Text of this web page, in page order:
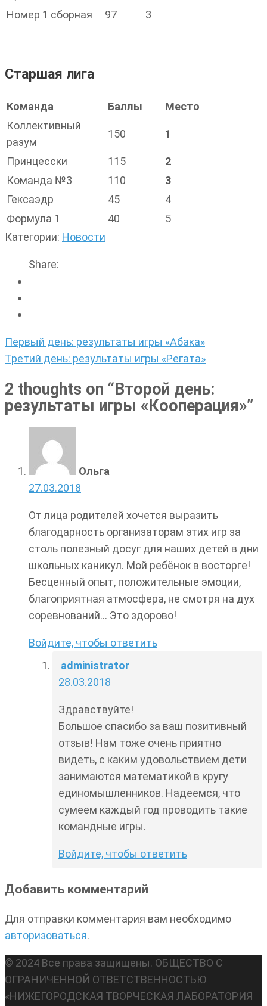
Номер 1 сборная
97 3
Старшая лига
Команда Баллы
Место
Коллективный
разум
150 1
Принцесски 115
2
Команда №3
110
3
Гексаэдр
45
4
Формула 1
40
5
Категории: Новости
Share:
Навигация
по
Первый день: результаты игры «Абака»
Третий день: результаты игры «Регата»
2 thoughts on “Второй день:
результаты игры «Кооперация»”
Ольга
27.03.2018
От лица родителей хочется выразить
благодарность организаторам этих игр за
столь полезный досуг для наших детей в дни
школьных каникул. Мой ребёнок в восторге!
Бесценный опыт, положительные эмоции,
благоприятная атмосфера, не смотря на дух
соревнований… Это здорово!
Войдите, чтобы ответить
administrator
28.03.2018
Здравствуйте!
Большое спасибо за ваш позитивный
отзыв! Нам тоже очень приятно
видеть, с каким удовольствием дети
занимаются математикой в кругу
единомышленников. Надеемся, что
сумеем каждый год проводить такие
командные игры.
Войдите, чтобы ответить
Добавить комментарий
Для отправки комментария вам необходимо
авторизоваться.
© 2024 Все права защищены. ОБЩЕСТВО С
ОГРАНИЧЕННОЙ ОТВЕТСТВЕННОСТЬЮ
«НИЖЕГОРОДСКАЯ ТВОРЧЕСКАЯ ЛАБОРАТОРИЯ